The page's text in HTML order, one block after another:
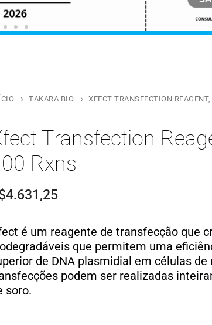
TAKARA BIO XFECT TRANSFECTION
Transfection
Rxns
4.631,25
é um reagente de transfecção que
​​que permitem uma
de DNA plasmidial em células
podem ser realizadas
soro.